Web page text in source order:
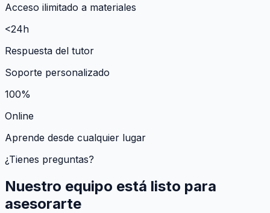
Acceso ilimitado a materiales
<24h
Respuesta del tutor
Soporte personalizado
100%
Online
Aprende desde cualquier lugar
¿Tienes preguntas?
Nuestro equipo está listo para
asesorarte